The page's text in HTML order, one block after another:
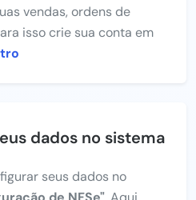
vendas, ordens de
isso crie sua conta em
dados no sistema
seus dados no